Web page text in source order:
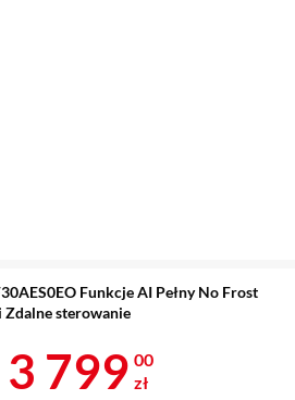
Funkcje AI Pełny No Frost
Zdalne sterowanie
Cena 3 799 zł
3 799 00
zł